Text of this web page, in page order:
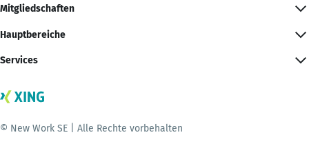
Mitgliedschaften
Hauptbereiche
Services
© New Work SE | Alle Rechte vorbehalten